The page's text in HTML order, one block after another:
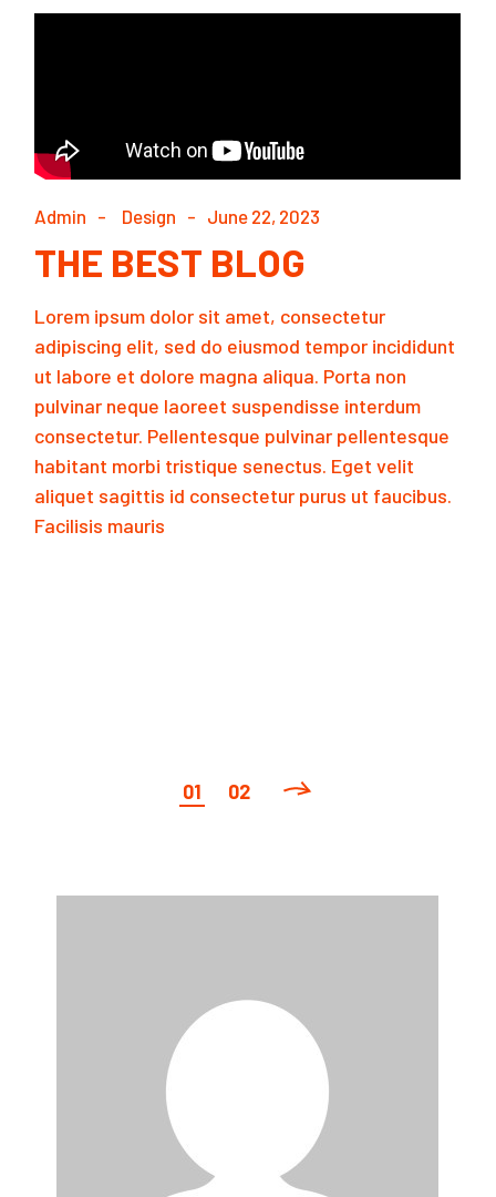
Admin Design June 22, 2023
THE BEST BLOG
Lorem ipsum dolor sit amet, consectetur
adipiscing elit, sed do eiusmod tempor incididunt
ut labore et dolore magna aliqua. Porta non
pulvinar neque laoreet suspendisse interdum
consectetur. Pellentesque pulvinar pellentesque
habitant morbi tristique senectus. Eget velit
aliquet sagittis id consectetur purus ut faucibus.
Facilisis mauris
01 02